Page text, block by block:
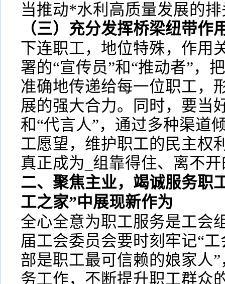
当推动*水利高质量发展的
（三）充分发挥桥梁纽带作
下连职工，地位特殊，作用
署的“宣传员”和“推动者”，
准确地传递给每一位职工，
展的强大合力。同时，要当
和“代言人”，通过多种渠道
工愿望，维护职工的民主权
真正成为_组靠得住、离不
二、聚焦主业，竭诚服务职
工之家”中展现新作为
全心全意为职工服务是工会
届工会委员会要时刻牢记“
部是职工最可信赖的娘家人
务工作，不断提升职工群众